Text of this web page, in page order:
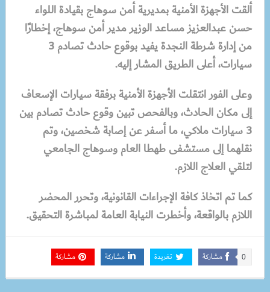
ألقت الأجهزة الأمنية بمديرية أمن سوهاج بقيادة اللواء
حسن عبدالعزيز مساعد الوزير مدير أمن سوهاج، إخطارًا
من إدارة شرطة النجدة يفيد بوقوع حادث تصادم 3
سيارات، أعلى الطريق المشار إليه.
وعلى الفور انتقلت الأجهزة الأمنية برفقة سيارات الإسعاف
إلى مكان الحادث، وبالفحص تبين وقوع حادث تصادم بين
3 سيارات ملاكي، ما أسفر عن إصابة شخصين، وتم
نقلهما إلى مستشفى طهطا العام وسوهاج الجامعي
لتلقي العلاج اللازم.
كما تم اتخاذ كافة الإجراءات القانونية، وتحرر المحضر
اللازم بالواقعة، وأخطرت النيابة العامة لمباشرة التحقيق.
مشاركة 0 تغريدة مشاركة مشاركة